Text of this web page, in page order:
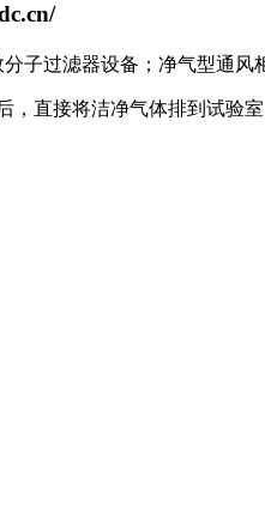
子过滤器设备；净气型通
，直接将洁净气体排到试验